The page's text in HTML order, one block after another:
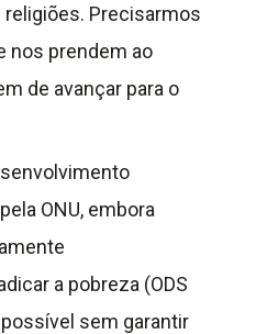
Precisarmos
nos prendem ao
de avançar para o
ONU, embora
a pobreza (ODS
sem garantir